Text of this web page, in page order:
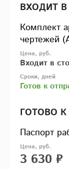
ВХОДИТ
Комплект
чертежей
Входит в
Готов к
ГОТОВО
Паспорт
3 630 ₽